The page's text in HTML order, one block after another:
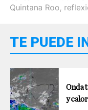
Quintana Roo,
TE PUEDE
Onda
y